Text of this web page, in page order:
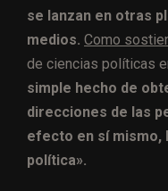
se lanzan en otras
medios. Como
de ciencias políticas
simple hecho de
direcciones de las
efecto en sí mismo,
política».